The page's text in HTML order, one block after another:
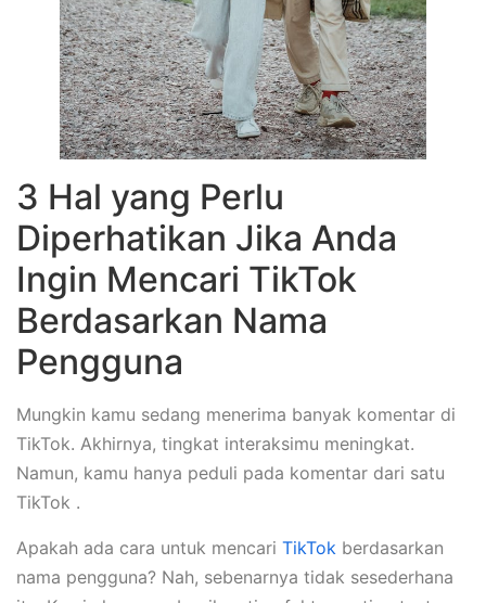
3 Hal yang Perlu
Diperhatikan Jika Anda
Ingin Mencari TikTok
Berdasarkan Nama
Pengguna
Mungkin kamu sedang menerima banyak komentar di
TikTok. Akhirnya, tingkat interaksimu meningkat.
Namun, kamu hanya peduli pada komentar dari satu
TikTok .
Apakah ada cara untuk mencari TikTok berdasarkan
nama pengguna? Nah, sebenarnya tidak sesederhana